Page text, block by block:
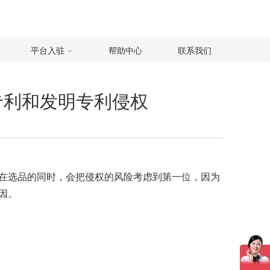
平台入驻 帮助中心 联系我们
和发明专利侵权
品的同时，会把侵权的风险考虑到第一位，因为